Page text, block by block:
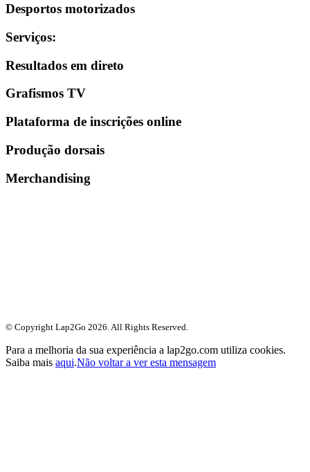
Desportos motorizados
Serviços:
Resultados em direto
Grafismos TV
Plataforma de inscrições online
Produção dorsais
Merchandising
© Copyright Lap2Go 2026. All Rights Reserved.
Para a melhoria da sua experiência a lap2go.com utiliza cookies.
Saiba mais aqui.Não voltar a ver esta mensagem